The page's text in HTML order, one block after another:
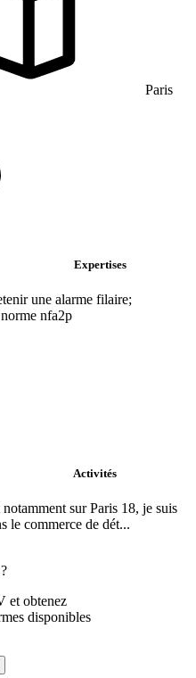
Paris
Expertises
une alarme filaire;
nfa2p
Activités
sur Paris 18, je suis
le commerce de dét...
et obtenez
disponibles